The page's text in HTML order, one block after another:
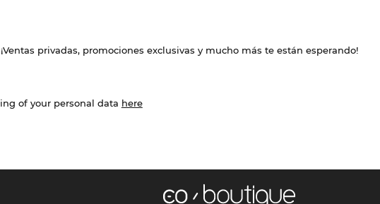
privadas, promociones exclusivas y mucho más te están esperando!
of your personal data here